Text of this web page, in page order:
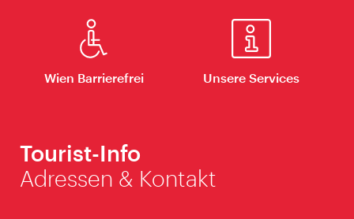
Wien Barrierefrei Unsere Services
Tourist-Info
Adressen & Kontakt